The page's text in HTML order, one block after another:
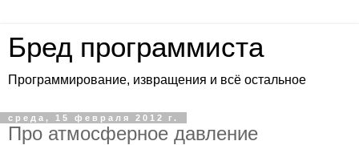
Бред программиста
Программирование, извращения и всё остальное
среда, 15 февраля 2012 г.
Про атмосферное давление